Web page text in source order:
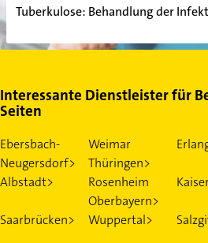
Tuberkulose: Behandlung der
Interessante Dienstleister für
Seiten
Ebersbach-
Neugersdorf>
Weimar
Thüringen>
Albstadt>
Rosenheim
Oberbayern>
Saarbrücken> Wuppertal>